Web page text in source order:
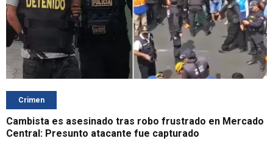
Crimen
Cambista es asesinado tras robo frustrado en Mercado
Central: Presunto atacante fue capturado